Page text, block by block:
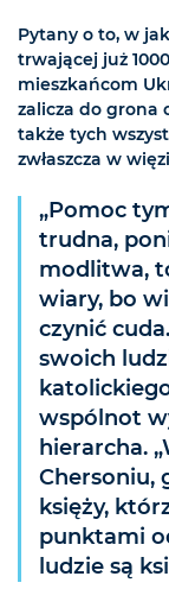
Pytany o to, w
trwającej już
mieszkańcom
zalicza do grona
także tych
zwłaszcza w
„Pomoc
trudna,
modlitwa,
wiary, bo
czynić
swoich
wspólnot
hierarcha.
Chersoniu,
księży,
punktami
ludzie są